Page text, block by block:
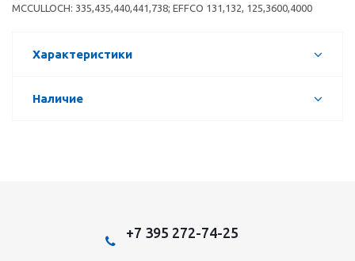
MCCULLOCH: 335,435,440,441,738; EFFCO 131,132, 125,3600,4000
Характеристики
Наличие
+7 395 272-74-25